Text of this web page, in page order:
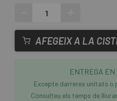
AFEGEIX A LA
ENTREGA EN
Excepte darreres unitats o
Consulteu els temps de